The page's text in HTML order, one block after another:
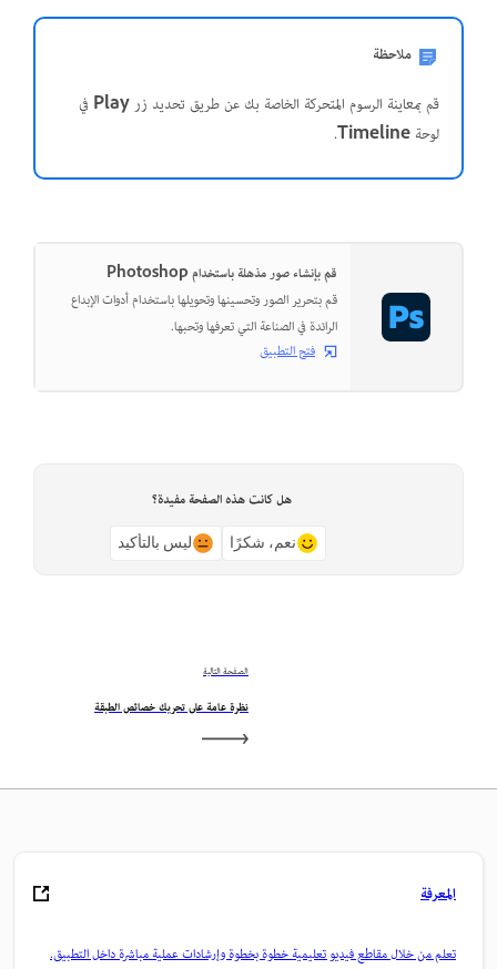
ملاحظة
قم بمعاينة الرسوم المتحركة الخاصة بك عن طريق تحديد زرPlay في
لوحةTimeline
.
قم بإنشاء صور مذهلة باستخدام Photoshop
قم بتحرير الصور وتحسينها وتحويلها باستخدام أدوات الإبداع
الرائدة في الصناعة التي تعرفها وتحبها.
فتح التطبيق
هل كانت هذه الصفحة مفيدة؟
نعم، شكرًا ليس بالتأكيد
الصفحة التالية
نظرة عامة على تحريك خصائص الطبقة
المعرفة
تعلم من خلال مقاطع فيديو تعليمية خطوة بخطوة وإرشادات عملية مباشرة داخل التطبيق.